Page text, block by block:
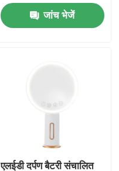
जांच भेजें
एलईडी दर्पण बैटरी संचालित